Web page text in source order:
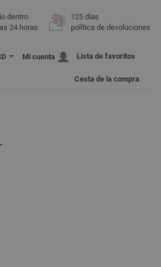
dentro
24 horas
125 días
política de devoluciones
Mi cuenta Lista de favoritos
Cesta de la compra